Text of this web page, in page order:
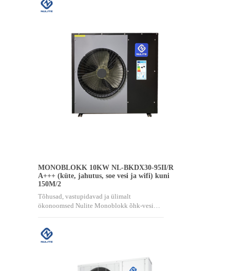
MONOBLOKK 10KW NL-BKDX30-95II/R
A+++ (küte, jahutus, soe vesi ja wifi) kuni
150M/2
Tõhusad, vastupidavad ja ülimalt
ökonoomsed Nulite Monoblokk õhk-vesi…